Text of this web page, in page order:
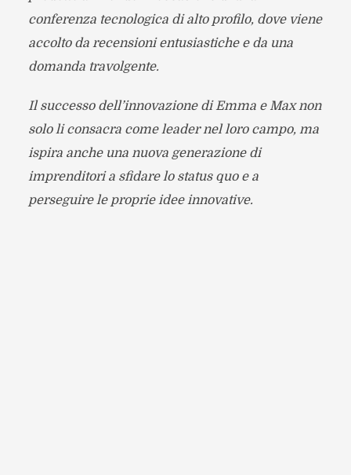
conferenza tecnologica di alto profilo, dove viene
accolto da recensioni entusiastiche e da una
domanda travolgente.
Il successo dell’innovazione di Emma e Max non
solo li consacra come leader nel loro campo, ma
ispira anche una nuova generazione di
imprenditori a sfidare lo status quo e a
perseguire le proprie idee innovative.